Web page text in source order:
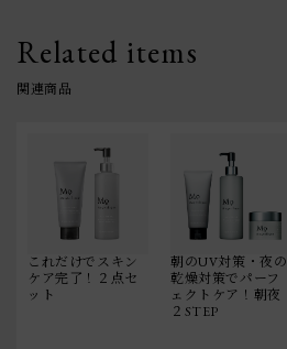
Related items
関連商品
これだけでスキン
ケア完了！２点セ
ット
朝のUV対策・夜の
乾燥対策でパーフ
ェクトケア！朝夜
２STEP